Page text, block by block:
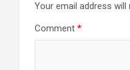
Your email address will
Comment *